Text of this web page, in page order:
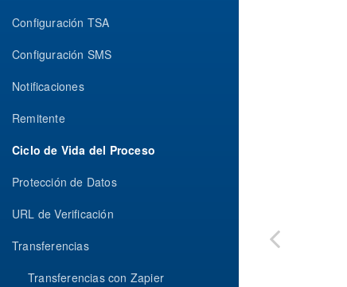
Configuración TSA
Configuración SMS
Notificaciones
Remitente
Ciclo de Vida del Proceso
Protección de Datos
URL de Verificación
Transferencias
Transferencias con Zapier